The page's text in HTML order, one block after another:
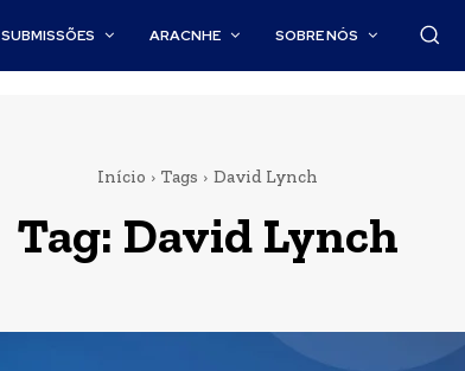
SUBMISSÕES ARACNHE SOBRE NÓS
Início Tags David Lynch
Tag: David Lynch